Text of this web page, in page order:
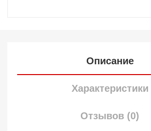
Описание
Характеристики
Отзывов (0)